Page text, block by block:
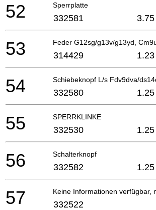
Sperrplatte
52 332581 3.75
Feder G12sg/g13v/g13yd,
53 314429 1.23
Schiebeknopf L/s Fdv9dva/
54 332580 1.25
SPERRKLINKE
55 332530 1.25
Schalterknopf
56 332582 1.25
Keine Informationen verfügbar,
57 332522